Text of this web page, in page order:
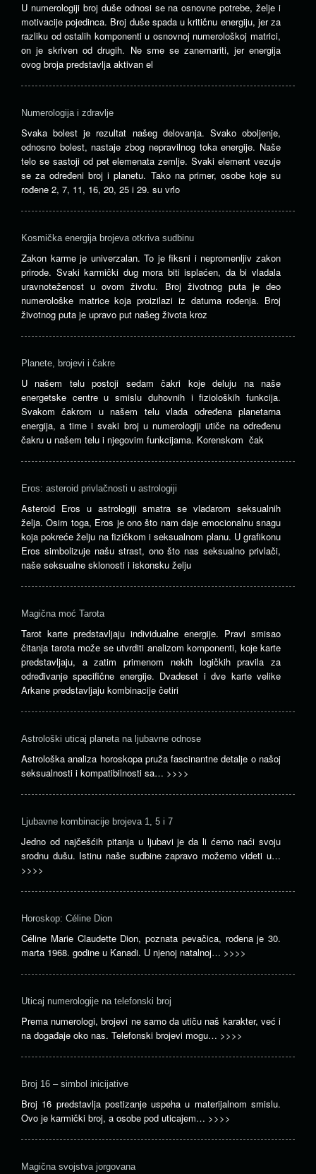
U numerologiji broj duše odnosi se na osnovne potrebe, želje i
motivacije pojedinca. Broj duše spada u kritičnu energiju, jer za
razliku od ostalih komponenti u osnovnoj numerološkoj matrici,
on je skriven od drugih. Ne sme se zanemariti, jer energija
ovog broja predstavlja aktivan el
Numerologija i zdravlje
Svaka bolest je rezultat našeg delovanja. Svako oboljenje,
odnosno bolest, nastaje zbog nepravilnog toka energije. Naše
telo se sastoji od pet elemenata zemlje. Svaki element vezuje
se za određeni broj i planetu. Tako na primer, osobe koje su
rođene 2, 7, 11, 16, 20, 25 i 29. su vrlo
Kosmička energija brojeva otkriva sudbinu
Zakon karme je univerzalan. To je fiksni i nepromenljiv zakon
prirode. Svaki karmički dug mora biti isplaćen, da bi vladala
uravnoteženost u ovom životu. Broj životnog puta je deo
numerološke matrice koja proizilazi iz datuma rođenja. Broj
životnog puta je upravo put našeg života kroz
Planete, brojevi i čakre
U našem telu postoji sedam čakri koje deluju na naše
energetske centre u smislu duhovnih i fizioloških funkcija.
Svakom čakrom u našem telu vlada određena planetarna
energija, a time i svaki broj u numerologiji utiče na određenu
čakru u našem telu i njegovim funkcijama. Korenskom čak
Eros: asteroid privlačnosti u astrologiji
Asteroid Eros u astrologiji smatra se vladarom seksualnih
želja. Osim toga, Eros je ono što nam daje emocionalnu snagu
koja pokreće želju na fizičkom i seksualnom planu. U grafikonu
Eros simbolizuje našu strast, ono što nas seksualno privlači,
naše seksualne sklonosti i iskonsku želju
Magična moć Tarota
Tarot karte predstavljaju individualne energije. Pravi smisao
čitanja tarota može se utvrditi analizom komponenti, koje karte
predstavljaju, a zatim primenom nekih logičkih pravila za
određivanje specifične energije. Dvadeset i dve karte velike
Arkane predstavljaju kombinacije četiri
Astrološki uticaj planeta na ljubavne odnose
Astrološka analiza horoskopa pruža fascinantne detalje o našoj
seksualnosti i kompatibilnosti sa… >>>>
Ljubavne kombinacije brojeva 1, 5 i 7
Jedno od najčešćih pitanja u ljubavi je da li ćemo naći svoju
srodnu dušu. Istinu naše sudbine zapravo možemo videti u…
>>>>
Horoskop: Céline Dion
Céline Marie Claudette Dion, poznata pevačica, rođena je 30.
marta 1968. godine u Kanadi. U njenoj natalnoj… >>>>
Uticaj numerologije na telefonski broj
Prema numerologi, brojevi ne samo da utiču naš karakter, već i
na događaje oko nas. Telefonski brojevi mogu… >>>>
Broj 16 – simbol inicijative
Broj 16 predstavlja postizanje uspeha u materijalnom smislu.
Ovo je karmički broj, a osobe pod uticajem… >>>>
Magična svojstva jorgovana